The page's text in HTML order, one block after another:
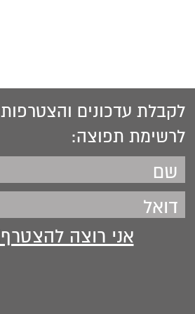
לקבלת עדכונים והצטרפות
לרשימת תפוצה: